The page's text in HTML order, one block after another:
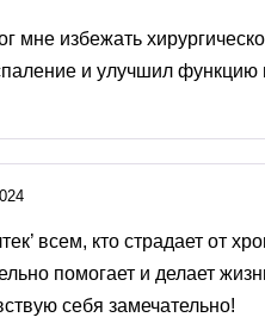
мне избежать
и улучшил
всем, кто страдает от
помогает и делает
себя замечательно!